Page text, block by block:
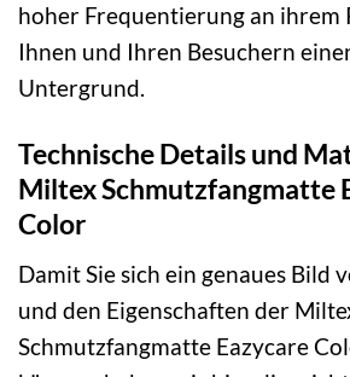
hoher Frequentierung an ihrem
Ihnen und Ihren Besuchern
Untergrund.
Technische Details und
Miltex Schmutzfangmatte
Color
Damit Sie sich ein genaues Bild
und den Eigenschaften der
Schmutzfangmatte Eazycare